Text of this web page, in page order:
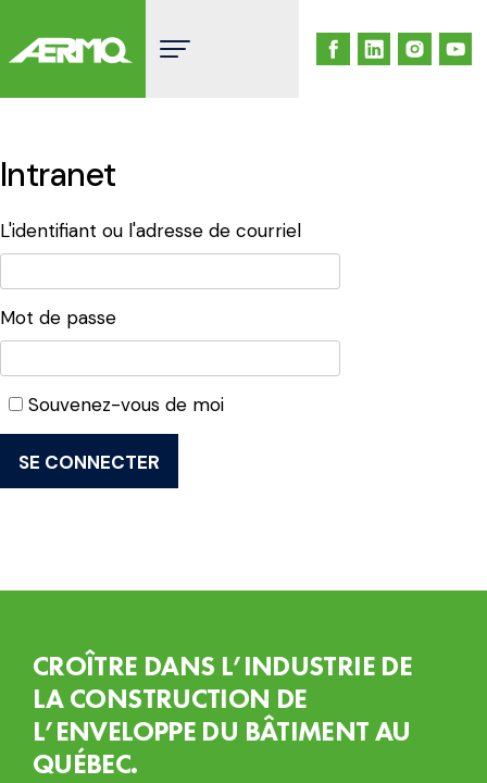
content
Intranet
L'identifiant ou l'adresse de courriel
Mot de passe
Souvenez-vous de moi
CROÎTRE DANS L’INDUSTRIE DE
LA CONSTRUCTION DE
L’ENVELOPPE DU BÂTIMENT AU
QUÉBEC.